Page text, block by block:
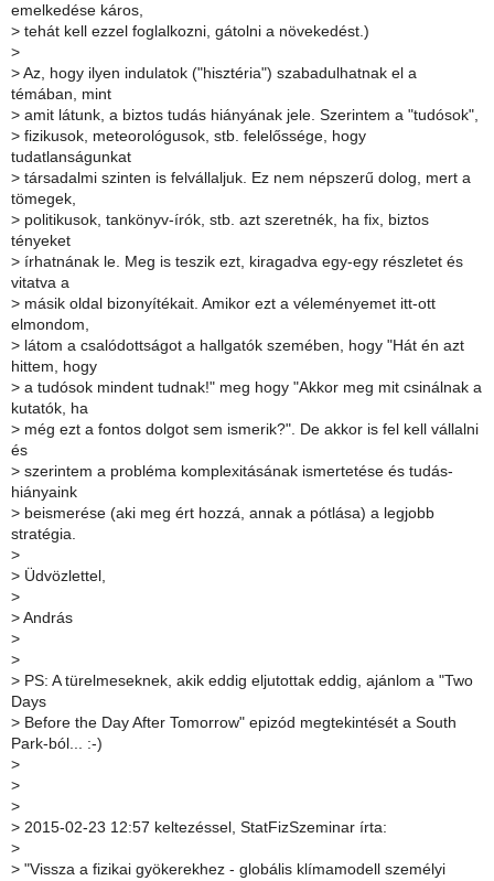
emelkedése káros,
> tehát kell ezzel foglalkozni, gátolni a növekedést.)
>
> Az, hogy ilyen indulatok ("hisztéria") szabadulhatnak el a
témában, mint
> amit látunk, a biztos tudás hiányának jele. Szerintem a "tudósok",
> fizikusok, meteorológusok, stb. felelőssége, hogy
tudatlanságunkat
> társadalmi szinten is felvállaljuk. Ez nem népszerű dolog, mert a
tömegek,
> politikusok, tankönyv-írók, stb. azt szeretnék, ha fix, biztos
tényeket
> írhatnának le. Meg is teszik ezt, kiragadva egy-egy részletet és
vitatva a
> másik oldal bizonyítékait. Amikor ezt a véleményemet itt-ott
elmondom,
> látom a csalódottságot a hallgatók szemében, hogy "Hát én azt
hittem, hogy
> a tudósok mindent tudnak!" meg hogy "Akkor meg mit csinálnak a
kutatók, ha
> még ezt a fontos dolgot sem ismerik?". De akkor is fel kell vállalni
és
> szerintem a probléma komplexitásának ismertetése és tudás-
hiányaink
> beismerése (aki meg ért hozzá, annak a pótlása) a legjobb
stratégia.
>
> Üdvözlettel,
>
> András
>
>
> PS: A türelmeseknek, akik eddig eljutottak eddig, ajánlom a "Two
Days
> Before the Day After Tomorrow" epizód megtekintését a South
Park-ból... :-)
>
>
>
> 2015-02-23 12:57 keltezéssel, StatFizSzeminar írta:
>
> "Vissza a fizikai gyökerekhez - globális klímamodell személyi